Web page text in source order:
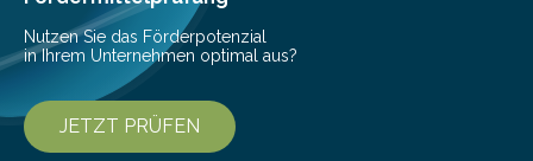
Nutzen Sie das Förderpotenzial
in Ihrem Unternehmen optimal aus?
JETZT PRÜFEN